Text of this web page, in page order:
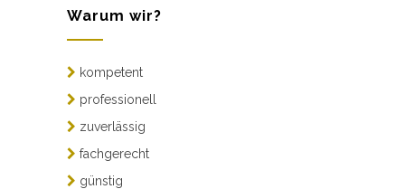
Warum wir?
kompetent
professionell
zuverlässig
fachgerecht
günstig